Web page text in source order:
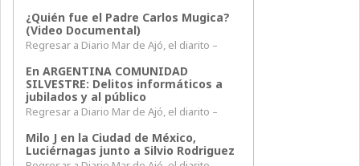
¿Quién fue el Padre Carlos Mugica?
(Video Documental)
Regresar a Diario Mar de Ajó, el diarito –
En ARGENTINA COMUNIDAD
SILVESTRE: Delitos informáticos a
jubilados y al público
Regresar a Diario Mar de Ajó, el diarito –
Milo J en la Ciudad de México,
Luciérnagas junto a Silvio Rodriguez